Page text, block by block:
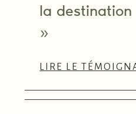
la
»
LIRE LE